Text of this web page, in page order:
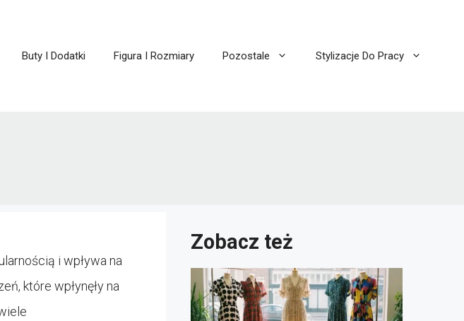
Buty I Dodatki Figura I Rozmiary Pozostale Stylizacje Do Pracy
i wpływa na
które wpłynęły na
Zobacz też